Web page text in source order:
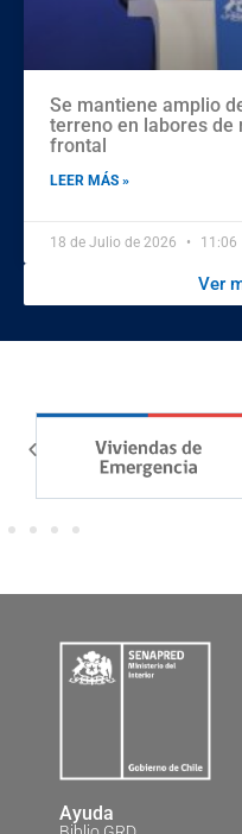
Se mantiene amplio
terreno en labores de
frontal
LEER MÁS »
18 de Julio de 2026 11:06
Ver
Ayuda